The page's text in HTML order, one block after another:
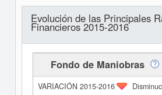
Evolución de las Principales
Financieros 2015-2016
Fondo de Maniobras